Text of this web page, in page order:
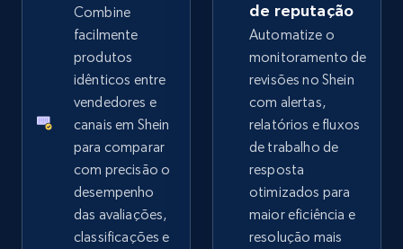
Google Shopping - collects products from
web using keywords
URL, Product id, Title, Product description,
Rating, Reviews count, Images, Variations, and
more.
Combine
facilmente
produtos
idênticos entre
vendedores e
canais em Shein
para comparar
com precisão o
desempenho
das avaliações,
classificações e
de reputação
Automatize o
monitoramento de
revisões no Shein
com alertas,
relatórios e fluxos
de trabalho de
resposta
otimizados para
maior eficiência e
resolução mais